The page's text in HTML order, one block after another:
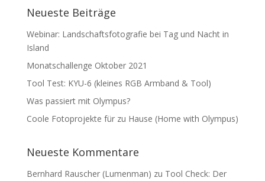
Neueste Beiträge
Webinar: Landschaftsfotografie bei Tag und Nacht in
Island
Monatschallenge Oktober 2021
Tool Test: KYU-6 (kleines RGB Armband & Tool)
Was passiert mit Olympus?
Coole Fotoprojekte für zu Hause (Home with Olympus)
Neueste Kommentare
Bernhard Rauscher (Lumenman) zu Tool Check: Der